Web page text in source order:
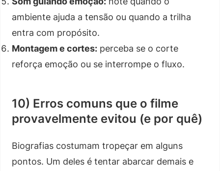
ambiente ajuda a tensão ou quando a trilha
entra com propósito.
Montagem e cortes: perceba se o corte
reforça emoção ou se interrompe o fluxo.
10) Erros comuns que o filme
provavelmente evitou (e por quê)
Biografias costumam tropeçar em alguns
pontos. Um deles é tentar abarcar demais e